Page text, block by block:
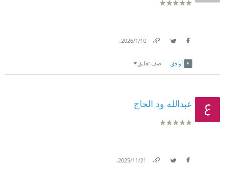
10‏/1‏/2026
.
أوافق اضف تعليق
عبدالله ود الحاج
21‏/11‏/2025
.